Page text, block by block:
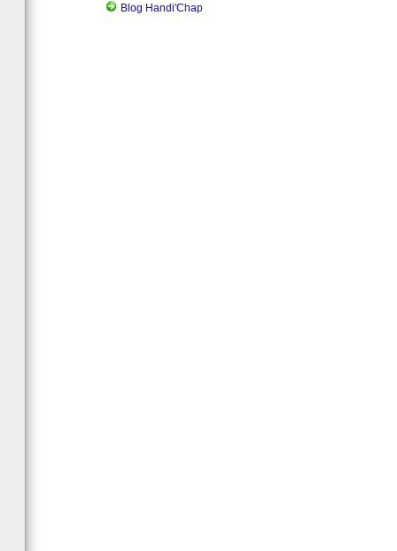
Blog Handi'Chap